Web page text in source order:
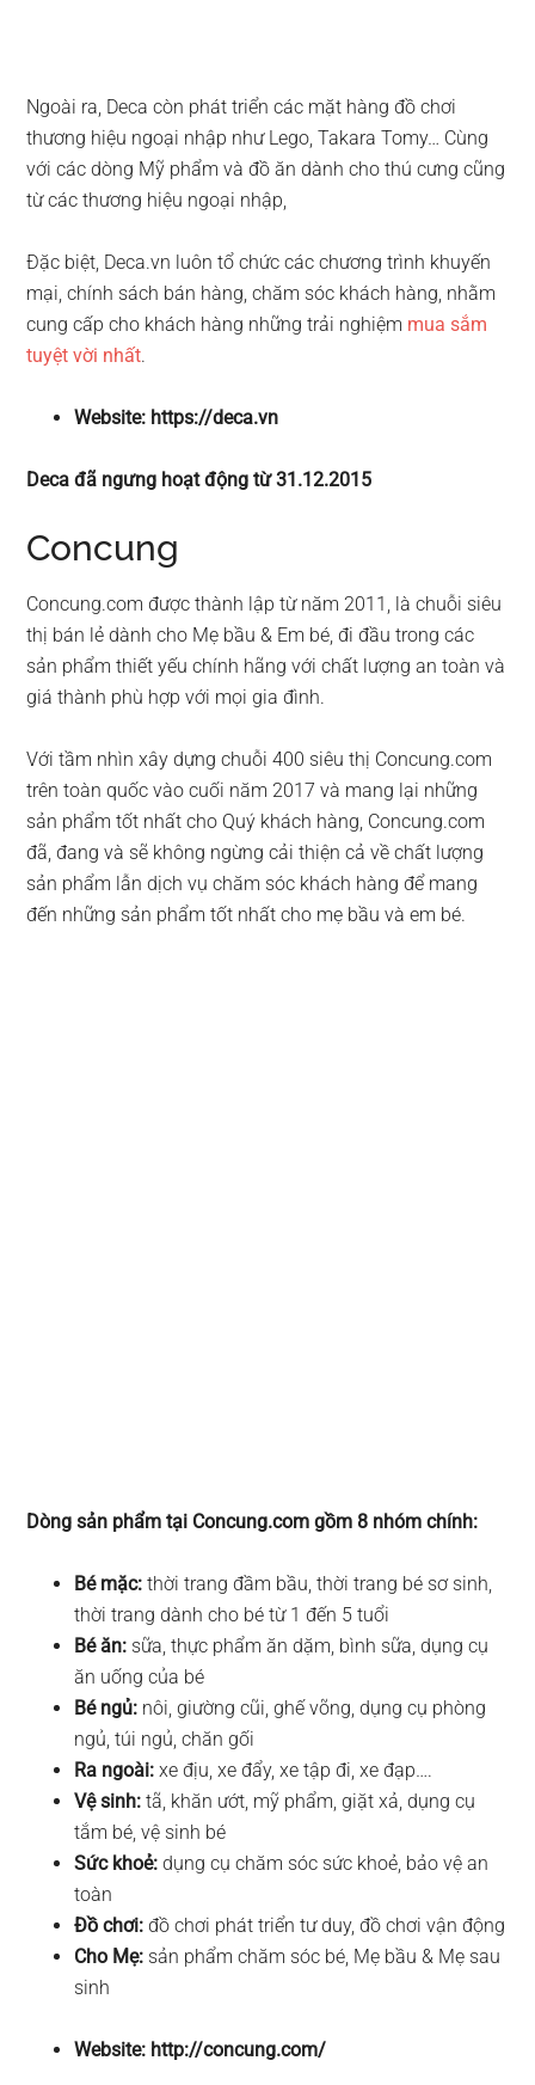
Ngoài ra, Deca còn phát triển các mặt hàng đồ chơi
thương hiệu ngoại nhập như Lego, Takara Tomy… Cùng
với các dòng Mỹ phẩm và đồ ăn dành cho thú cưng cũng
từ các thương hiệu ngoại nhập,
Đặc biệt, Deca.vn luôn tổ chức các chương trình khuyến
mại, chính sách bán hàng, chăm sóc khách hàng, nhằm
cung cấp cho khách hàng những trải nghiệm mua sắm
tuyệt vời nhất.
Website: https://deca.vn
Deca đã ngưng hoạt động từ 31.12.2015
Concung
Concung.com được thành lập từ năm 2011, là chuỗi siêu
thị bán lẻ dành cho Mẹ bầu & Em bé, đi đầu trong các
sản phẩm thiết yếu chính hãng với chất lượng an toàn và
giá thành phù hợp với mọi gia đình.
Với tầm nhìn xây dựng chuỗi 400 siêu thị Concung.com
trên toàn quốc vào cuối năm 2017 và mang lại những
sản phẩm tốt nhất cho Quý khách hàng, Concung.com
đã, đang và sẽ không ngừng cải thiện cả về chất lượng
sản phẩm lẫn dịch vụ chăm sóc khách hàng để mang
đến những sản phẩm tốt nhất cho mẹ bầu và em bé.
Dòng sản phẩm tại Concung.com gồm 8 nhóm chính:
Bé mặc: thời trang đầm bầu, thời trang bé sơ sinh,
thời trang dành cho bé từ 1 đến 5 tuổi
Bé ăn: sữa, thực phẩm ăn dặm, bình sữa, dụng cụ
ăn uống của bé
Bé ngủ: nôi, giường cũi, ghế võng, dụng cụ phòng
ngủ, túi ngủ, chăn gối
Ra ngoài: xe địu, xe đẩy, xe tập đi, xe đạp….
Vệ sinh: tã, khăn ướt, mỹ phẩm, giặt xả, dụng cụ
tắm bé, vệ sinh bé
Sức khoẻ: dụng cụ chăm sóc sức khoẻ, bảo vệ an
toàn
Đồ chơi: đồ chơi phát triển tư duy, đồ chơi vận động
Cho Mẹ: sản phẩm chăm sóc bé, Mẹ bầu & Mẹ sau
sinh
Website: http://concung.com/